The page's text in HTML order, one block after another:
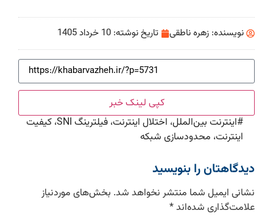
نویسنده: زهره ناطقی تاریخ نوشته: 10 خرداد 1405
کپی لینک خبر
#
اینترنت بین‌الملل، اختلال اینترنت، فیلترینگ SNI، کیفیت
اینترنت، محدودسازی شبکه
دیدگاهتان را بنویسید
نشانی ایمیل شما منتشر نخواهد شد. بخش‌های موردنیاز
علامت‌گذاری شده‌اند*